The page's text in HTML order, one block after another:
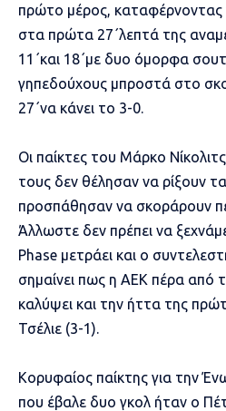
πρώτο μέρος, καταφέρνοντας
στα πρώτα 27΄λεπτά της
11΄και 18΄με δυο όμορφα
γηπεδούχους μπροστά στο
27΄να κάνει το 3-0.
Οι παίκτες του Μάρκο
τους δεν θέλησαν να ρίξουν
προσπάθησαν να σκοράρουν
Άλλωστε δεν πρέπει να
Phase μετράει και ο
σημαίνει πως η ΑΕΚ πέρα από
καλύψει και την ήττα της
Τσέλιε (3-1).
Κορυφαίος παίκτης για την
που έβαλε δυο γκολ ήταν ο